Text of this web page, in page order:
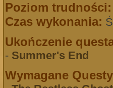
Poziom trudności:
Czas wykonania:
Ukończenie
- Summer's End
Wymagane